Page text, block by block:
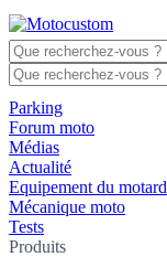
Parking
Forum moto
Médias
Actualité
Equipement du motard
Mécanique moto
Tests
Produits